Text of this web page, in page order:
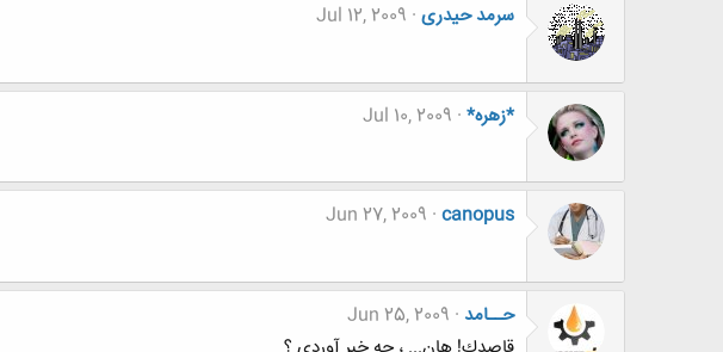
سرمد حیدری Jul 12, 2009
*زهره* Jul 10, 2009
canopus
Jun 27, 2009
حــامد Jun 25, 2009